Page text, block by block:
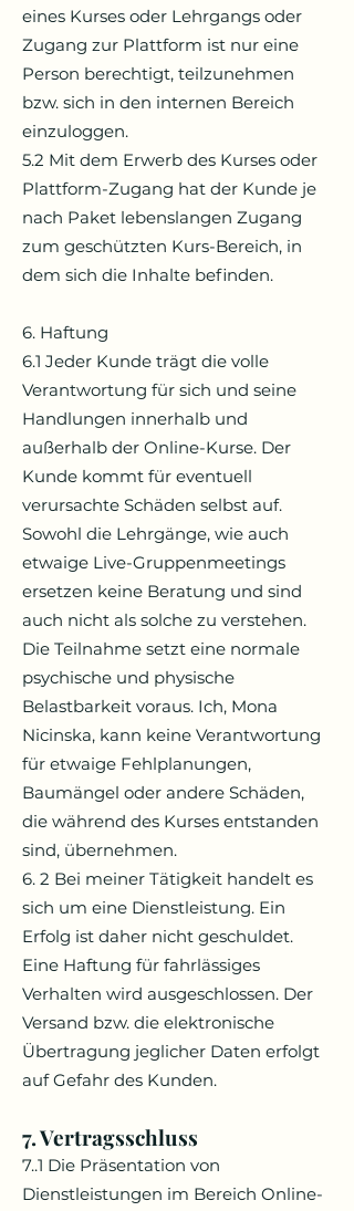
eines Kurses oder Lehrgangs oder
Zugang zur Plattform ist nur eine
Person berechtigt, teilzunehmen
bzw. sich in den internen Bereich
einzuloggen.
5.2 Mit dem Erwerb des Kurses oder
Plattform-Zugang hat der Kunde je
nach Paket lebenslangen Zugang
zum geschützten Kurs-Bereich, in
dem sich die Inhalte befinden.
6. Haftung
6.1 Jeder Kunde trägt die volle
Verantwortung für sich und seine
Handlungen innerhalb und
außerhalb der Online-Kurse. Der
Kunde kommt für eventuell
verursachte Schäden selbst auf.
Sowohl die Lehrgänge, wie auch
etwaige Live-Gruppenmeetings
ersetzen keine Beratung und sind
auch nicht als solche zu verstehen.
Die Teilnahme setzt eine normale
psychische und physische
Belastbarkeit voraus. Ich, Mona
Nicinska, kann keine Verantwortung
für etwaige Fehlplanungen,
Baumängel oder andere Schäden,
die während des Kurses entstanden
sind, übernehmen.
6. 2 Bei meiner Tätigkeit handelt es
sich um eine Dienstleistung. Ein
Erfolg ist daher nicht geschuldet.
Eine Haftung für fahrlässiges
Verhalten wird ausgeschlossen. Der
Versand bzw. die elektronische
Übertragung jeglicher Daten erfolgt
auf Gefahr des Kunden.
7. Vertragsschluss
7..1 Die Präsentation von
Dienstleistungen im Bereich Online-